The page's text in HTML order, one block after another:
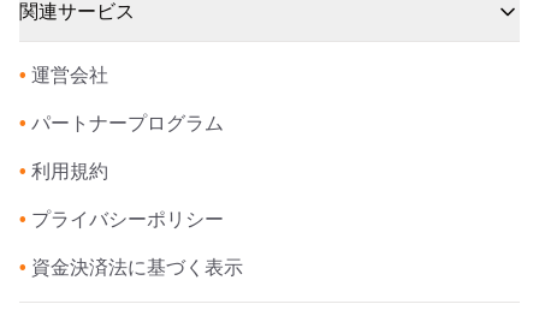
関連サービス
• 運営会社
• パートナープログラム
• 利用規約
• プライバシーポリシー
• 資金決済法に基づく表示